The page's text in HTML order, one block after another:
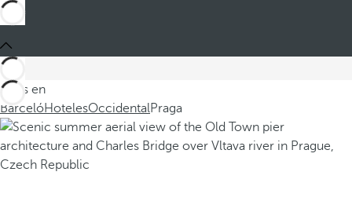
Estás en
BarcelóHotelesOccidentalPraga